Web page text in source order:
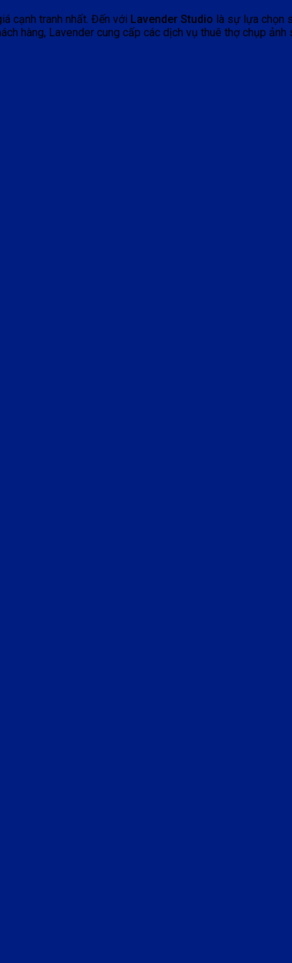
cạnh tranh nhất. Đến với Lavender Studio là sự lựa chọn
hàng, Lavender cung cấp các dịch vụ thuê thợ chụp ảnh